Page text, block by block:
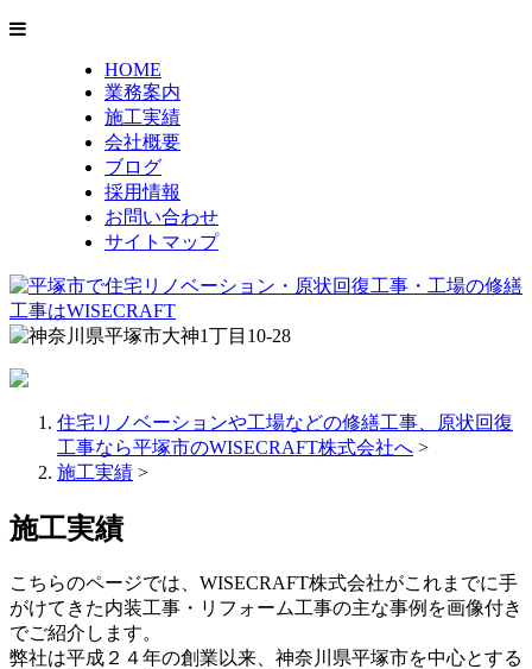
HOME
業務案内
施工実績
会社概要
ブログ
採用情報
お問い合わせ
サイトマップ
住宅リノベーションや工場などの修繕工事、原状回復
工事なら平塚市のWISECRAFT株式会社へ >
施工実績 >
施工実績
こちらのページでは、WISECRAFT株式会社がこれまでに手
がけてきた内装工事・リフォーム工事の主な事例を画像付き
でご紹介します。
弊社は平成２４年の創業以来、神奈川県平塚市を中心とする